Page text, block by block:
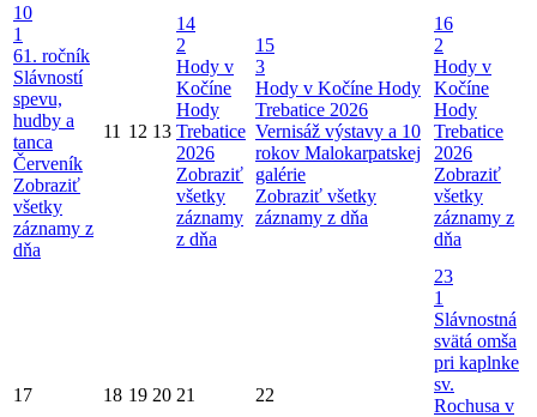
10
1
61. ročník
Slávností
spevu,
hudby a
tanca
Červeník
Zobraziť
všetky
záznamy z
dňa
11 12 13
14
2
Hody v
Kočíne
Hody
Trebatice
2026
Zobraziť
všetky
záznamy
z dňa
15
3
Hody v Kočíne Hody
Trebatice 2026
Vernisáž výstavy a 10
rokov Malokarpatskej
galérie
Zobraziť všetky
záznamy z dňa
16
2
Hody v
Kočíne
Hody
Trebatice
2026
Zobraziť
všetky
záznamy z
dňa
17 18 19 20 21 22
23
1
Slávnostná
svätá omša
pri kaplnke
sv.
Rochusa v